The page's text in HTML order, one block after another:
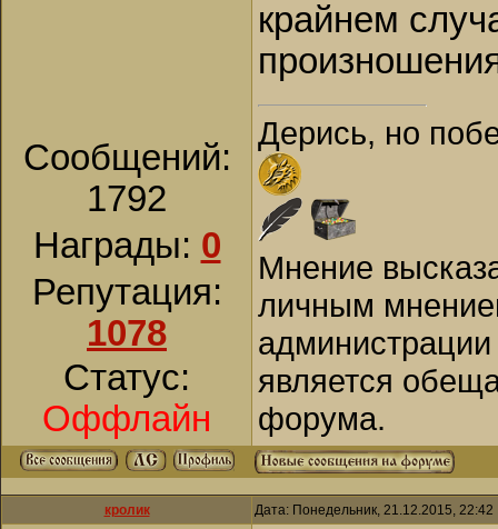
Сообщений:
1792
Награды: 0
Репутация:
1078
Статус:
Оффлайн
крайнем
Дерись, но
Мнение
личным
является
форума.
кролик Дата: Понедельник, 21.12.2015,